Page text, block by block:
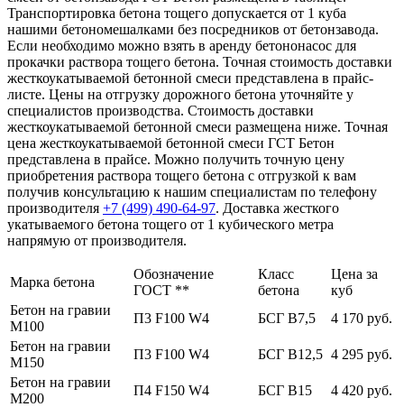
Транспортировка бетона тощего допускается от 1 куба
нашими бетономешалками без посредников от бетонзавода.
Если необходимо можно взять в аренду бетононасос для
прокачки раствора тощего бетона. Точная стоимость доставки
жесткоукатываемой бетонной смеси представлена в прайс-
листе. Цены на отгрузку дорожного бетона уточняйте у
специалистов производства. Стоимость доставки
жесткоукатываемой бетонной смеси размещена ниже. Точная
цена жесткоукатываемой бетонной смеси ГСТ Бетон
представлена в прайсе. Можно получить точную цену
приобретения раствора тощего бетона с отгрузкой к вам
получив консультацию к нашим специалистам по телефону
производителя +7 (499) 490-64-97. Доставка жесткого
укатываемого бетона тощего от 1 кубического метра
напрямую от производителя.
Марка бетона
Обозначение
ГОСТ **
Класс
бетона
Цена за
куб
Бетон на гравии
М100
П3 F100 W4 БСГ В7,5
4 170 руб.
Бетон на гравии
М150
П3 F100 W4 БСГ В12,5 4 295 руб.
Бетон на гравии
М200
П4 F150 W4 БСГ В15
4 420 руб.